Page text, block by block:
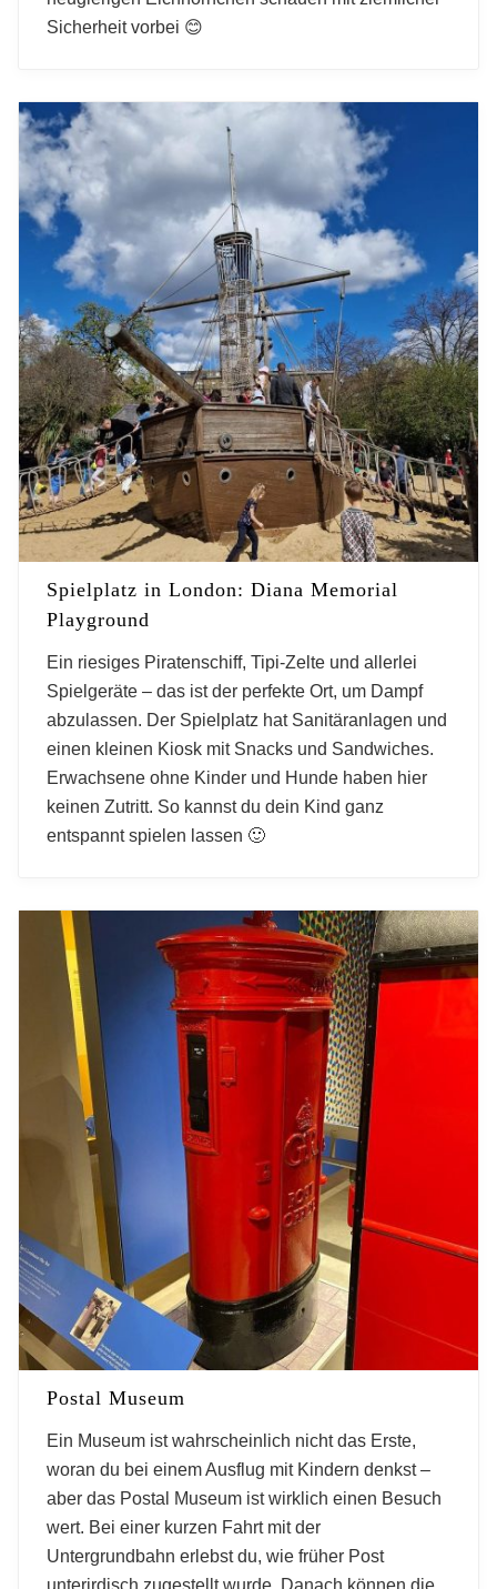
Sicherheit vorbei 😊
Spielplatz in London: Diana Memorial
Playground
Ein riesiges Piratenschiff, Tipi-Zelte und allerlei
Spielgeräte – das ist der perfekte Ort, um Dampf
abzulassen. Der Spielplatz hat Sanitäranlagen und
einen kleinen Kiosk mit Snacks und Sandwiches.
Erwachsene ohne Kinder und Hunde haben hier
keinen Zutritt. So kannst du dein Kind ganz
entspannt spielen lassen 🙂
Postal Museum
Ein Museum ist wahrscheinlich nicht das Erste,
woran du bei einem Ausflug mit Kindern denkst –
aber das Postal Museum ist wirklich einen Besuch
wert. Bei einer kurzen Fahrt mit der
Untergrundbahn erlebst du, wie früher Post
unterirdisch zugestellt wurde. Danach können die